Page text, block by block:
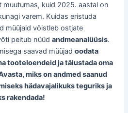
muutumas, kuid 2025. aastal on
varem. Kuidas eristuda
müüjaid võistleb ostjate
peitub nüüdandmeanalüüsis.
saavad müüjadoodata
tooteloendeid ja täiustada oma
miks on andmed saanud
hädavajalikuks teguriks ja
rakendada!